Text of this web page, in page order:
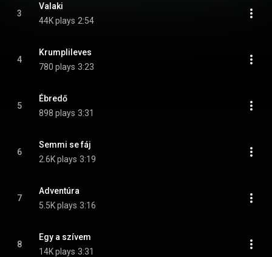
3
Valaki
44K plays 2:54
4
Krumplileves
780 plays 3:23
5
Ébredő
898 plays 3:31
6
Semmi se fáj
2.6K plays 3:19
7
Adventúra
5.5K plays 3:16
8
Egy a szívem
14K plays 3:31